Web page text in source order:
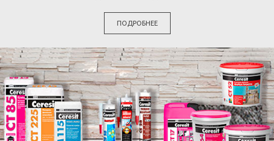
ПОДРОБНЕЕ